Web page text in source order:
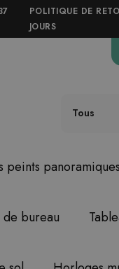
POLITIQUE DE
JOURS
Tous
peints panoramiques
de bureau